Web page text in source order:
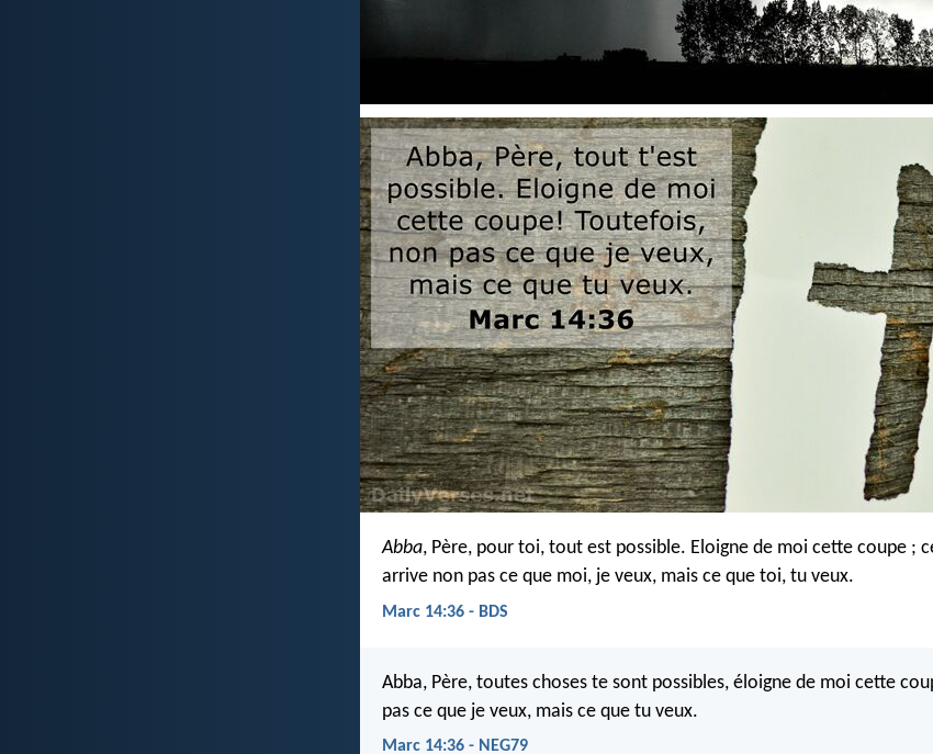
Abba, Père, pour toi, tout est possible. Eloigne de moi cette coupe ;
arrive non pas ce que moi, je veux, mais ce que toi, tu veux.
Marc 14:36 - BDS
Abba, Père, toutes choses te sont possibles, éloigne de moi cette
pas ce que je veux, mais ce que tu veux.
Marc 14:36 - NEG79